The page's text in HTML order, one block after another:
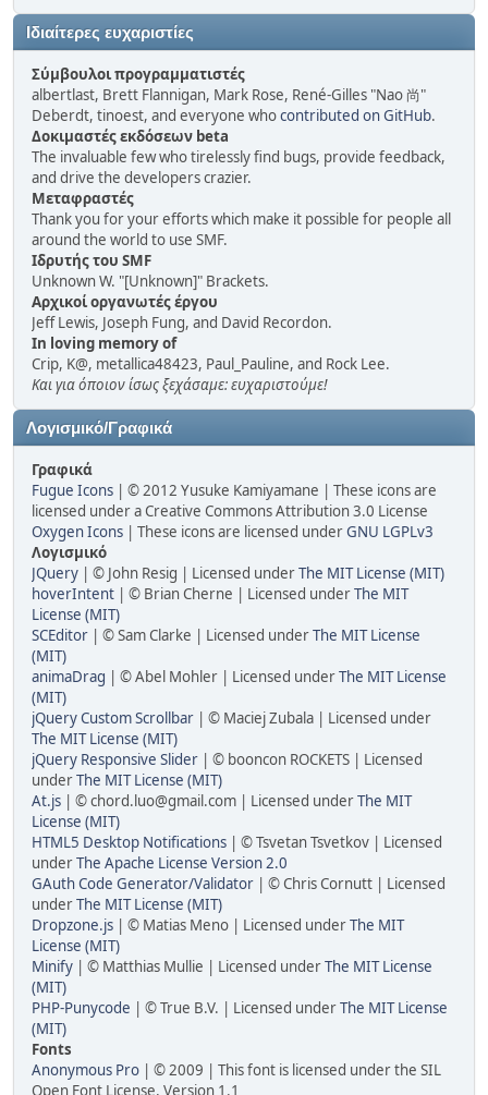
Ιδιαίτερες ευχαριστίες
Σύμβουλοι προγραμματιστές
albertlast, Brett Flannigan, Mark Rose, René-Gilles "Nao 尚"
Deberdt, tinoest, and everyone whocontributed on GitHub.
Δοκιμαστές εκδόσεων beta
The invaluable few who tirelessly find bugs, provide feedback,
and drive the developers crazier.
Μεταφραστές
Thank you for your efforts which make it possible for people all
around the world to use SMF.
Ιδρυτής του SMF
Unknown W. "[Unknown]" Brackets.
Αρχικοί οργανωτές έργου
Jeff Lewis, Joseph Fung, and David Recordon.
In loving memory of
Crip, K@, metallica48423, Paul_Pauline, and Rock Lee.
Και για όποιον ίσως ξεχάσαμε: ευχαριστούμε!
Λογισμικό/Γραφικά
Γραφικά
Fugue Icons | © 2012 Yusuke Kamiyamane | These icons are
licensed under a Creative Commons Attribution 3.0 License
Oxygen Icons | These icons are licensed underGNU LGPLv3
Λογισμικό
JQuery | © John Resig | Licensed underThe MIT License (MIT)
hoverIntent | © Brian Cherne | Licensed underThe MIT
License (MIT)
SCEditor | © Sam Clarke | Licensed underThe MIT License
(MIT)
animaDrag | © Abel Mohler | Licensed underThe MIT License
(MIT)
jQuery Custom Scrollbar | © Maciej Zubala | Licensed under
The MIT License (MIT)
jQuery Responsive Slider | © booncon ROCKETS | Licensed
underThe MIT License (MIT)
At.js | © chord.luo@gmail.com | Licensed underThe MIT
License (MIT)
HTML5 Desktop Notifications | © Tsvetan Tsvetkov | Licensed
underThe Apache License Version 2.0
GAuth Code Generator/Validator | © Chris Cornutt | Licensed
underThe MIT License (MIT)
Dropzone.js | © Matias Meno | Licensed underThe MIT
License (MIT)
Minify | © Matthias Mullie | Licensed underThe MIT License
(MIT)
PHP-Punycode | © True B.V. | Licensed underThe MIT License
(MIT)
Fonts
Anonymous Pro | © 2009 | This font is licensed under the SIL
Open Font License, Version 1.1